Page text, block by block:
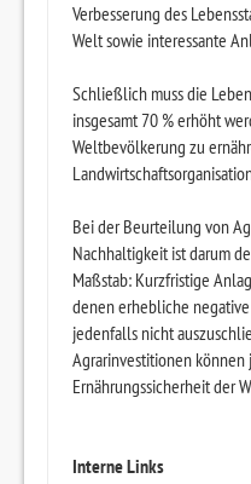
Verbesserung des
Welt sowie interessante
Schließlich muss die
insgesamt 70 % erhöht
Weltbevölkerung zu
Bei der Beurteilung von
Nachhaltigkeit ist darum
Maßstab: Kurzfristige
denen erhebliche
jedenfalls nicht
Agrarinvestitionen
Ernährungssicherheit der
Interne Links